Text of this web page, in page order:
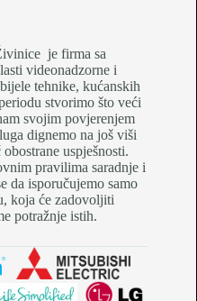
je firma sa
videonadzorne i
tehnike, kućanskih
stvorimo što veći
svojim povjerenjem
dignemo na još viši
uspješnosti.
pravilima saradnje i
da isporučujemo samo
koja će zadovoljiti
potražnje istih.